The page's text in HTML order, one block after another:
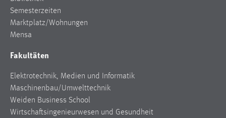
Semesterzeiten
Marktplatz/Wohnungen
Mensa
Fakultäten
Elektrotechnik, Medien und Informatik
Maschinenbau/Umwelttechnik
Weiden Business School
Wirtschaftsingenieurwesen und Gesundheit